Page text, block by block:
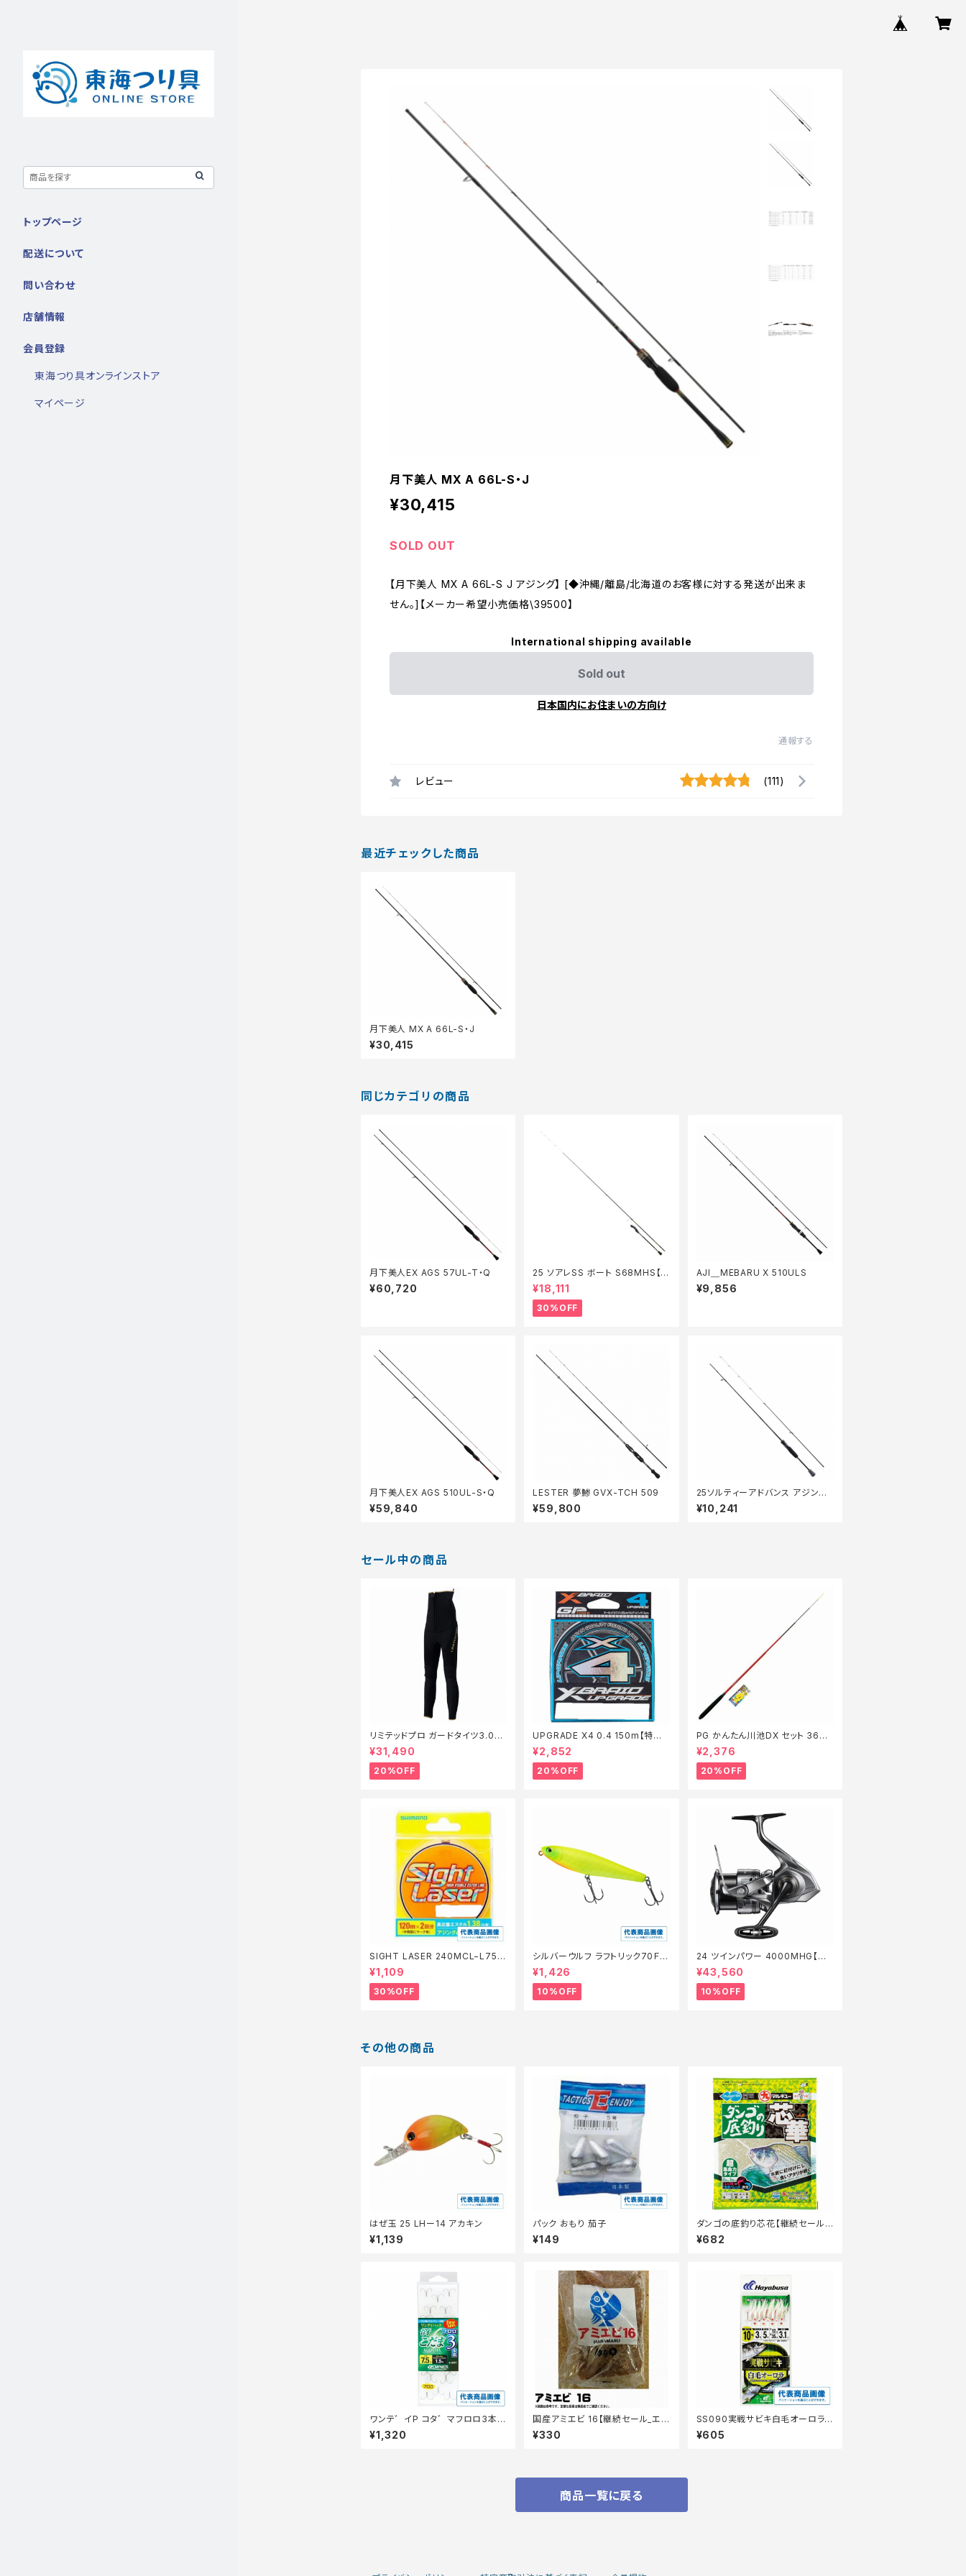
月下美人 MX A 66L-S・J
¥30,415
SOLD OUT
【月下美人 MX A 66L-S J アジング】 [◆沖縄/離島/北海道のお客様に対する発送が出来ま
せん。]【メーカー希望小売価格\39500】
International shipping available
Sold out
日本国内にお住まいの方向け
通報する
レビュー (111)
最近チェックした商品
月下美人 MX A 66L-S・J
¥30,415
同じカテゴリの商品
月下美人EX AGS 57UL-T・Q
¥60,720
25 ソアレSS ボート S68MHS【特
価竿】【30】
¥18,111
30%OFF
AJI＿MEBARU X 510ULS
¥9,856
月下美人EX AGS 510UL-S・Q
¥59,840
LESTER 夢鯵 GVX-TCH 509
¥59,800
25ソルティーアドバンス アジング
S58UL-S
¥10,241
セール中の商品
リミテッドプロ ガードタイツ3.0FI
−540X 黒 LB【特価装備】【20】
¥31,490
20%OFF
UPGRADE X4 0.4 150m【特価
仕掛】【20】
¥2,852
20%OFF
PG かんたん川池DX セット 360
【特価セット】【20】
¥2,376
20%OFF
SIGHT LASER 240MCL−L75Q
橙 0.2【特価仕掛】【30】
¥1,109
30%OFF
シルバーウルフ ラフトリック70Ｆ
【スタッフ永徳浜名湖セレクト】【1
0】
¥1,426
10%OFF
24 ツインパワー 4000MHG【継
続セール_リール】【10】
¥43,560
10%OFF
その他の商品
はぜ玉 25 LHー14 アカキン
¥1,139
パック おもり 茄子
¥149
ダンゴの底釣り芯花【継続セール_
エサ】
¥682
ワンテ゛イP コタ゛マフロロ3本
6.5
¥1,320
国産アミエビ 16【継続セール_エ
サ】
¥330
SS090実戦サビキ白毛オーロラ1
0号
¥605
商品一覧に戻る
トップページ
配送について
問い合わせ
店舗情報
会員登録
東海つり具オンラインストア
マイページ